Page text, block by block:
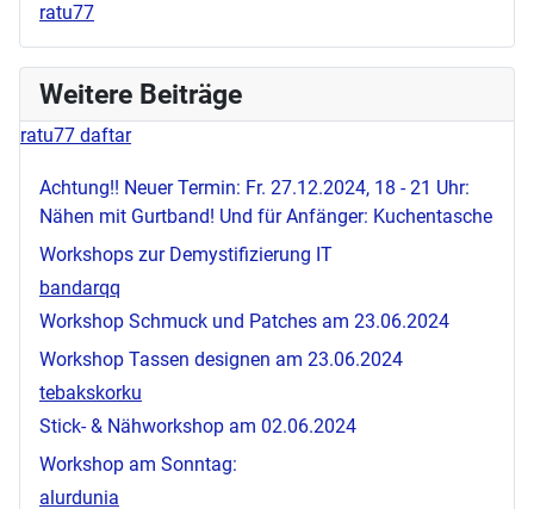
ratu77
Weitere Beiträge
ratu77 daftar
Achtung!! Neuer Termin: Fr. 27.12.2024, 18 - 21 Uhr:
Nähen mit Gurtband! Und für Anfänger: Kuchentasche
Workshops zur Demystifizierung IT
bandarqq
Workshop Schmuck und Patches am 23.06.2024
Workshop Tassen designen am 23.06.2024
tebakskorku
Stick- & Nähworkshop am 02.06.2024
Workshop am Sonntag:
alurdunia